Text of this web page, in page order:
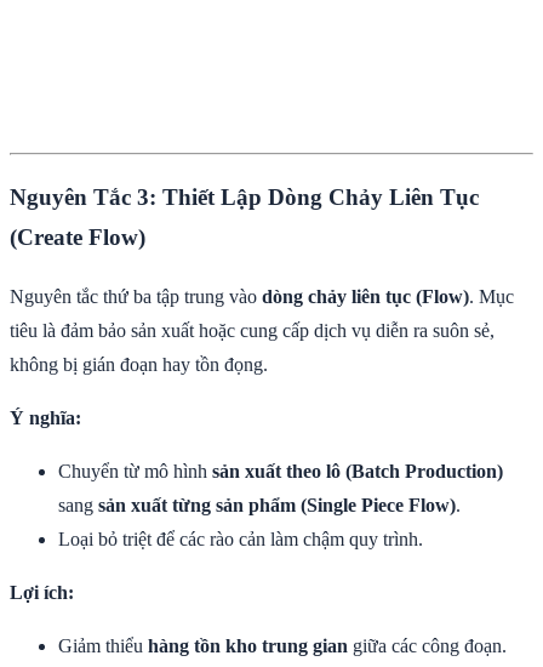
Nguyên Tắc 3: Thiết Lập Dòng Chảy Liên Tục
(Create Flow)
Nguyên tắc thứ ba tập trung vào dòng chảy liên tục (Flow). Mục
tiêu là đảm bảo sản xuất hoặc cung cấp dịch vụ diễn ra suôn sẻ,
không bị gián đoạn hay tồn đọng.
Ý nghĩa:
Chuyển từ mô hình sản xuất theo lô (Batch Production)
sang sản xuất từng sản phẩm (Single Piece Flow).
Loại bỏ triệt để các rào cản làm chậm quy trình.
Lợi ích:
Giảm thiểu hàng tồn kho trung gian giữa các công đoạn.